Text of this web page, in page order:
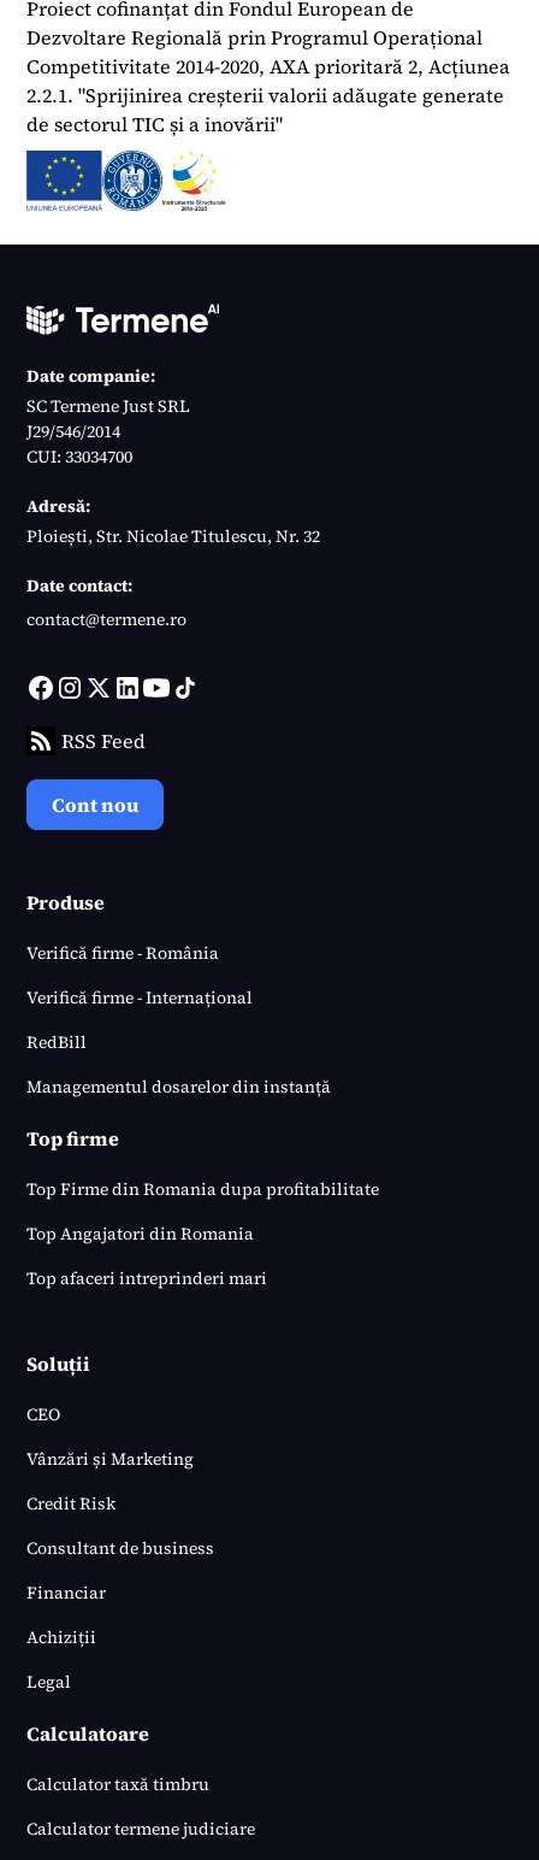
Proiect cofinanțat din Fondul European de
Dezvoltare Regională prin Programul Operațional
Competitivitate 2014-2020, AXA prioritară 2, Acțiunea
2.2.1. "Sprijinirea creșterii valorii adăugate generate
de sectorul TIC și a inovării"
Date companie:
SC Termene Just SRL
J29/546/2014
CUI: 33034700
Adresă:
Ploiești, Str. Nicolae Titulescu, Nr. 32
Date contact:
contact@termene.ro
RSS Feed
Cont nou
Produse
Verifică firme - România
Verifică firme - Internațional
RedBill
Managementul dosarelor din instanță
Top firme
Top Firme din Romania dupa profitabilitate
Top Angajatori din Romania
Top afaceri intreprinderi mari
Soluții
CEO
Vânzări și Marketing
Credit Risk
Consultant de business
Financiar
Achiziții
Legal
Calculatoare
Calculator taxă timbru
Calculator termene judiciare